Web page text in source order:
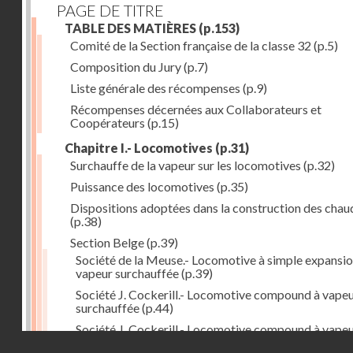
PAGE DE TITRE
TABLE DES MATIÈRES (p.153)
Comité de la Section française de la classe 32 (p.5)
Composition du Jury(p.7)
Liste générale des récompenses (p.9)
Récompenses décernées aux Collaborateurs et
Coopérateurs (p.15)
Chapitre I.- Locomotives (p.31)
Surchauffe de la vapeur sur les locomotives (p.32)
Puissance des locomotives (p.35)
Dispositions adoptées dans la construction des
(p.38)
Section Belge(p.39)
Société de la Meuse.- Locomotive à simple
vapeur surchauffée(p.39)
Société J. Cockerill.- Locomotive compound à
surchauffée(p.44)
Société J. Cockerill.- Locomotive compound à